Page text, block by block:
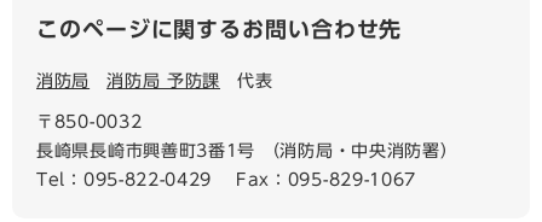
このページに関するお問い合わせ先
消防局 消防局 予防課 代表
〒850-0032
長崎県長崎市興善町3番1号 （消防局・中央消防署）
Tel：095-822-0429
Fax：095-829-1067